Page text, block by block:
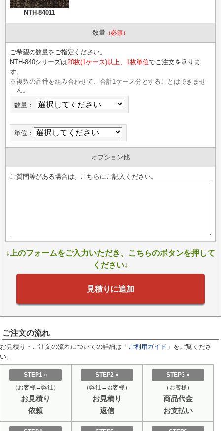
NTH-84011
数量 （必須）
ご希望の数量をご指定ください。
NTH-840シリーズは20枚(1ケース)以上、1枚単位でご注文を承りま
す。
※複数の品番を組み合わせて、合計1ケース分とすることはできませ
ん。
数量：
単位：
オプション他
ご質問等がある場合は、こちらにご記入ください。
↓上のフォームをご入力いただき、こちらのボタンを押して
ください↓
見積りに追加
ご注文の流れ
お見積り・ご注文の流れについての詳細は「 ご利用ガイド 」をご覧くださ
い。
STEP1 »
（お客様→弊社）
お見積り
依頼
STEP2 »
（弊社→お客様）
お見積り
返信
STEP3 »
（お客様）
商品代金
お支払い